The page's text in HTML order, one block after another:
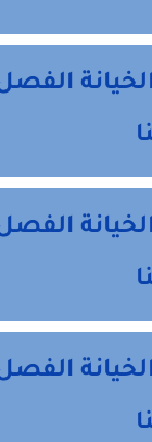
الفصل